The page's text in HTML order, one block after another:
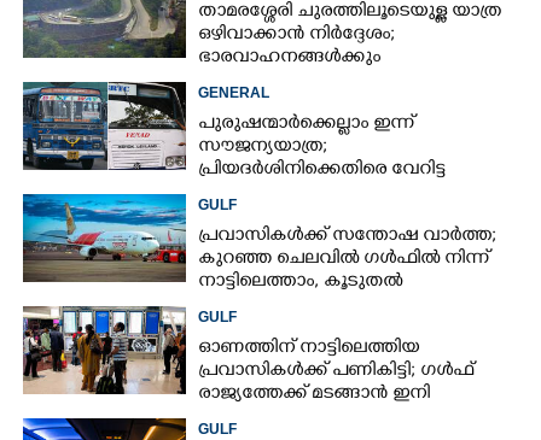
താമരശ്ശേരി ചുരത്തിലൂടെയുള്ള യാത്ര
ഒഴിവാക്കാൻ നിർദ്ദേശം;
ഭാരവാഹനങ്ങൾക്കും
വിനോദസഞ്ചാരികൾക്കും
നിയന്ത്രണം
GENERAL
പുരുഷന്മാർക്കെല്ലാം ഇന്ന്
സൗജന്യയാത്ര;
പ്രിയദർശിനിക്കെതിരെ വേറിട്ട
പ്രതിഷേധവുമായി അങ്കമാലിയിലെ
സ്വകാര്യ ബസുകൾ
GULF
പ്രവാസികൾക്ക് സന്തോഷ വാർത്ത;
കുറഞ്ഞ ചെലവിൽ ഗൾഫിൽ നിന്ന്
നാട്ടിലെത്താം,​ കൂടുതൽ
സർവീസുകളുമായി എയർഇന്ത്യ
എക്സ്പ്രസ്
GULF
ഓണത്തിന് നാട്ടിലെത്തിയ
പ്രവാസികൾക്ക് പണികിട്ടി; ഗൾഫ്
രാജ്യത്തേക്ക് മടങ്ങാൻ ഇനി
ഇരട്ടിയിലധികം പണം ചെലവാക്കണം
GULF